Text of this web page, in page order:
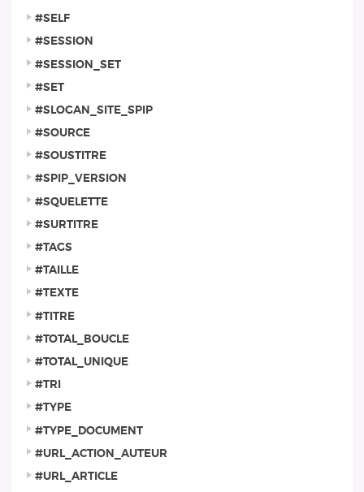
#SELF
#SESSION
#SESSION_SET
#SET
#SLOGAN_SITE_SPIP
#SOURCE
#SOUSTITRE
#SPIP_VERSION
#SQUELETTE
#SURTITRE
#TAGS
#TAILLE
#TEXTE
#TITRE
#TOTAL_BOUCLE
#TOTAL_UNIQUE
#TRI
#TYPE
#TYPE_DOCUMENT
#URL_ACTION_AUTEUR
#URL_ARTICLE